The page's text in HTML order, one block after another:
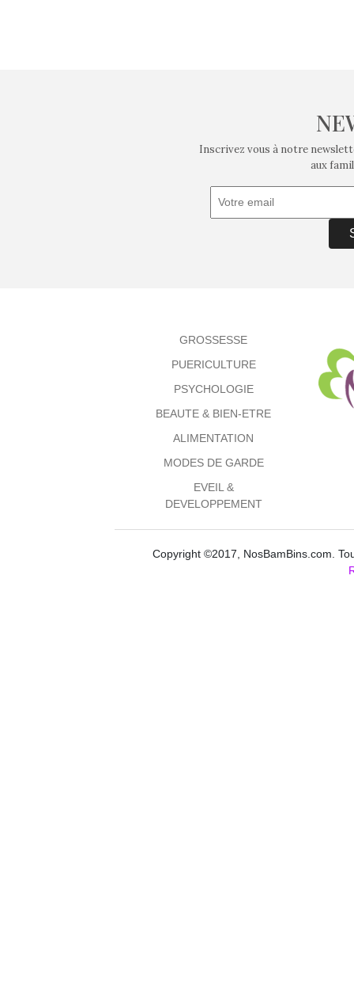
Inscrivez vous à notre
aux
GROSSESSE
PUERICULTURE
PSYCHOLOGIE
BEAUTE & BIEN-ETRE
ALIMENTATION
MODES DE GARDE
EVEIL &
DEVELOPPEMENT
Copyright ©2017, NosBamBins.com.